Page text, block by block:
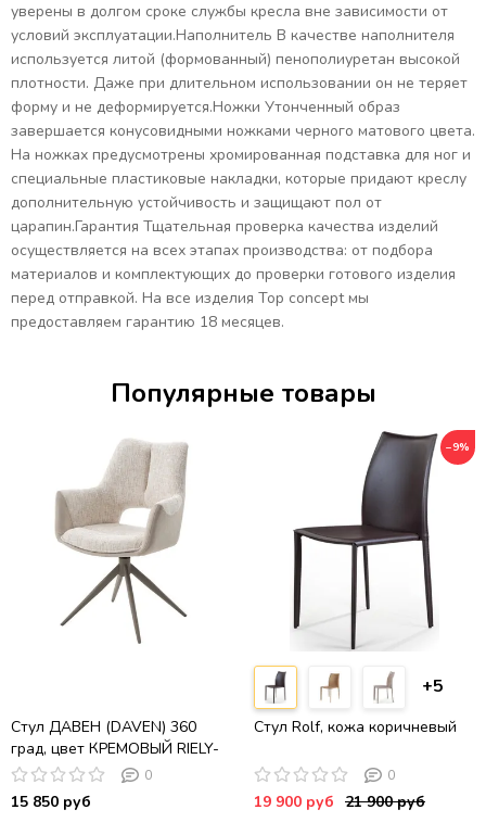
уверены в долгом сроке службы кресла вне зависимости от
условий эксплуатации.Наполнитель В качестве наполнителя
используется литой (формованный) пенополиуретан высокой
плотности. Даже при длительном использовании он не теряет
форму и не деформируется.Ножки Утонченный образ
завершается конусовидными ножками черного матового цвета.
На ножках предусмотрены хромированная подставка для ног и
специальные пластиковые накладки, которые придают креслу
дополнительную устойчивость и защищают пол от
царапин.Гарантия Тщательная проверка качества изделий
осуществляется на всех этапах производства: от подбора
материалов и комплектующих до проверки готового изделия
перед отправкой. На все изделия Top concept мы
предоставляем гарантию 18 месяцев.
Популярные товары
Стул ДАВЕН (DAVEN) 360
град, цвет КРЕМОВЫЙ RIELY-
111 / G1038-101, ткань /
ЛАТТЕ каркас, ®DISAUR
0
15 850 руб
−9%
+5
Стул Rolf, кожа коричневый
0
19 900 руб 21 900 руб